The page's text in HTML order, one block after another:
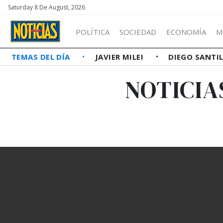
Saturday 8 De August, 2026
POLÍTICA SOCIEDAD ECONOMÍA
TEMAS DEL DÍA JAVIER MILEI DIEGO